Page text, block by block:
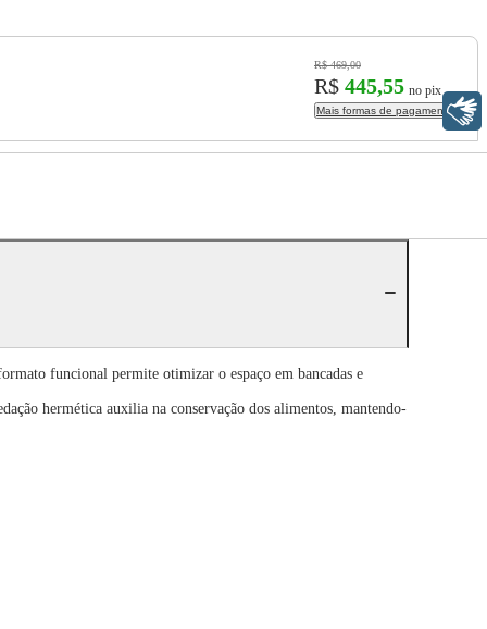
R$ 469,00
R$ 445,55 no pix
Mais formas de pagamento
funcional permite otimizar o espaço em bancadas e
hermética auxilia na conservação dos alimentos, mantendo-
Libras